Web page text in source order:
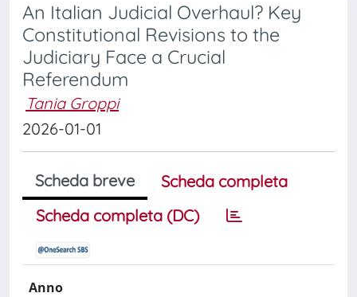
An Italian Judicial Overhaul? Key
Constitutional Revisions to the
Judiciary Face a Crucial
Referendum
Tania Groppi
2026-01-01
Scheda breve
Scheda completa
Scheda completa (DC)
Anno